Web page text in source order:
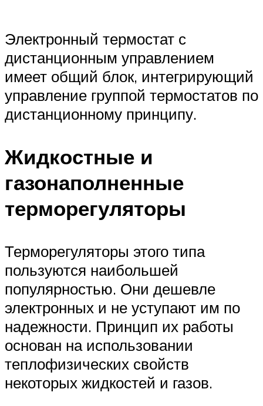
Электронный термостат с
дистанционным управлением
имеет общий блок, интегрирующий
управление группой термостатов по
дистанционному принципу.
Жидкостные и
газонаполненные
терморегуляторы
Терморегуляторы этого типа
пользуются наибольшей
популярностью. Они дешевле
электронных и не уступают им по
надежности. Принцип их работы
основан на использовании
теплофизических свойств
некоторых жидкостей и газов.